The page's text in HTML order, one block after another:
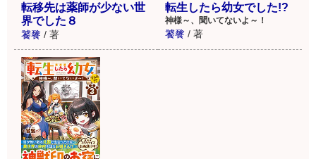
転移先は薬師が少ない世
界でした８
饕餮 / 著
転生したら幼女でした!?
神様～、聞いてないよ～！
饕餮 / 著